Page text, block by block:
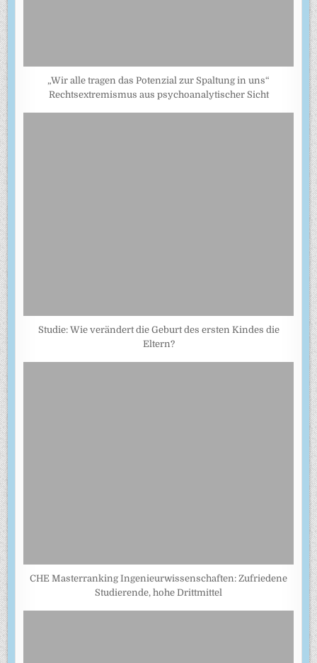
„Wir alle tragen das Potenzial zur Spaltung in uns“
Rechtsextremismus aus psychoanalytischer Sicht
Studie: Wie verändert die Geburt des ersten Kindes die
Eltern?
CHE Masterranking Ingenieurwissenschaften: Zufriedene
Studierende, hohe Drittmittel